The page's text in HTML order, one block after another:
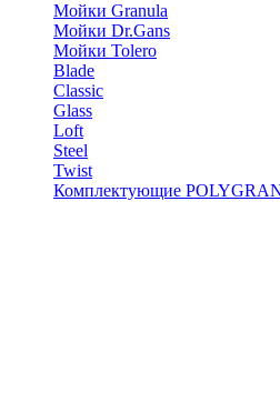
Мойки Granula
Мойки Dr.Gans
Мойки Tolero
Blade
Classic
Glass
Loft
Steel
Twist
Комплектующие